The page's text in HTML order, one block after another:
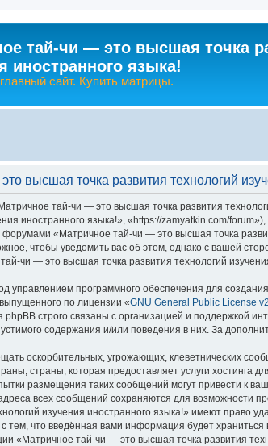
тай-чи — это высшая точка
иностранного языка!
сайт. Купить матрицы.
высшая точка развития технологий
тай-чи — это высшая точка развития
иностранного языка!», «https://zamyatkin.com/
форумами «Матричное тай-чи — это высшая точка
чтобы уведомить вас об этом, однако с вашей
чи — это высшая точка развития технологий
программного обеспечения для
по лицензии «GNU General Public License v2
phpBB строго связаны с организацией и поддержкой
содержания и/или поведения в них. За
оскорбительных, угрожающих, клеветнических
страны, которая предоставляет услуги хостинга
размещения таких сообщений могут привести к
всех сообщений сохраняются для возможности
изучения иностранного языка!» имеют право
тем, что введённая вами информация будет
«Матричное тай-чи — это высшая точка развития